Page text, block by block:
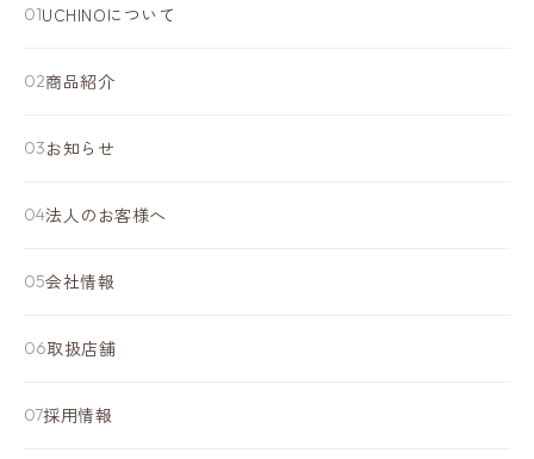
UCHINOについて
取扱店舗
商品紹介
採用情報
お知らせ
法人のお客様へ
会社情報